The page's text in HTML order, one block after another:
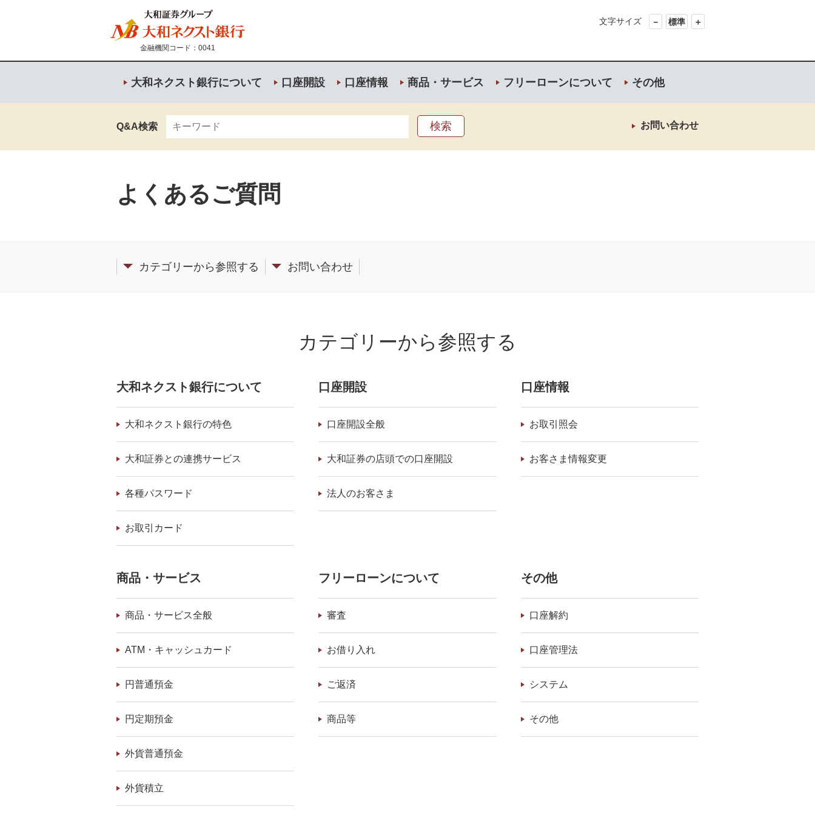
金融機関コード：0041
文字サイズ － 標準 ＋
大和ネクスト銀行について 口座開設 口座情報 商品・サービス フリーローンについて その他
Q&A検索 お問い合わせ
よくあるご質問
カテゴリーから参照する お問い合わせ
カテゴリーから参照する
大和ネクスト銀行について
大和ネクスト銀行の特色
大和証券との連携サービス
各種パスワード
お取引カード
口座開設
口座開設全般
大和証券の店頭での口座開設
法人のお客さま
口座情報
お取引照会
お客さま情報変更
商品・サービス
商品・サービス全般
ATM・キャッシュカード
円普通預金
円定期預金
外貨普通預金
外貨積立
フリーローンについて
審査
お借り入れ
ご返済
商品等
その他
口座解約
口座管理法
システム
その他